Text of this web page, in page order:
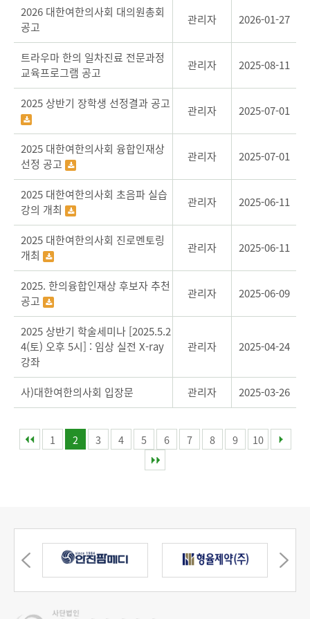
2026 대한여한의사회 대의원총회
공고
관리자 2026-01-27
트라우마 한의 일차진료 전문과정
교육프로그램 공고
관리자 2025-08-11
2025 상반기 장학생 선정결과 공고 관리자 2025-07-01
2025 대한여한의사회 융합인재상
선정 공고
관리자 2025-07-01
2025 대한여한의사회 초음파 실습
강의 개최
관리자 2025-06-11
2025 대한여한의사회 진로멘토링
개최
관리자 2025-06-11
2025. 한의융합인재상 후보자 추천
공고
관리자 2025-06-09
2025 상반기 학술세미나 [2025.5.2
4(토) 오후 5시] : 임상 실전 X-ray
강좌
관리자 2025-04-24
사)대한여한의사회 입장문 관리자 2025-03-26
1 2 3 4 5 6 7 8 9 10